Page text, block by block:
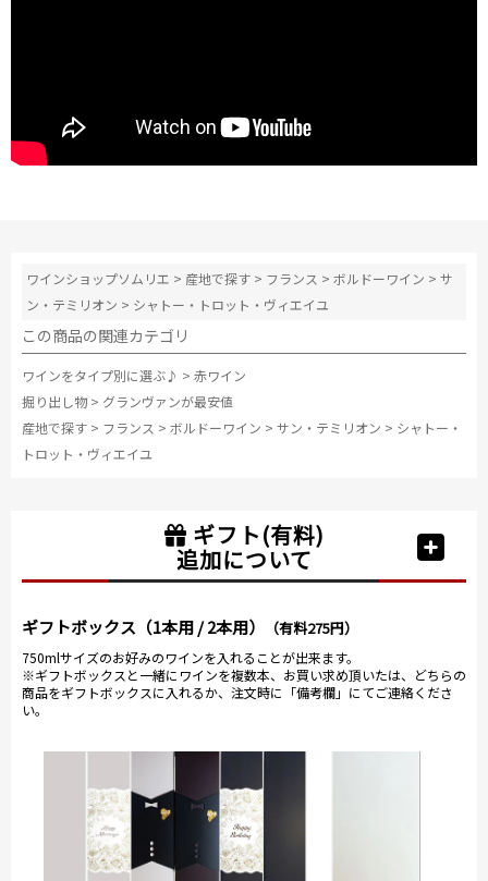
ワインショップソムリエ > 産地で探す > フランス >ボルドーワイン >サ
ン・テミリオン > シャトー・トロット・ヴィエイユ
この商品の関連カテゴリ
ワインをタイプ別に選ぶ♪ > 赤ワイン
掘り出し物 > グランヴァンが最安値
産地で探す > フランス > ボルドーワイン > サン・テミリオン > シャトー・
トロット・ヴィエイユ
ギフト(有料)
追加について
ギフトボックス（1本用 / 2本用） （有料275円）
750mlサイズのお好みのワインを入れることが出来ます。
※ギフトボックスと一緒にワインを複数本、お買い求め頂いたは、どちらの
商品をギフトボックスに入れるか、注文時に「備考欄」にてご連絡くださ
い。